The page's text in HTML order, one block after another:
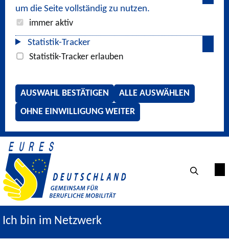
um die Seite vollständig zu nutzen.
immer aktiv
Statistik-Tracker
Statistik-Tracker erlauben
AUSWAHL BESTÄTIGEN
ALLE AUSWÄHLEN
OHNE EINWILLIGUNG WEITER
Ich bin im Netzwerk